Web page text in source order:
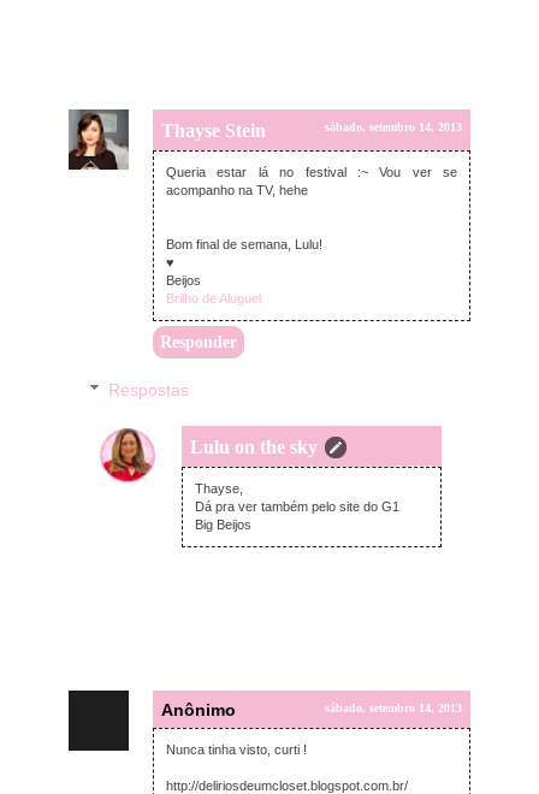
Thayse Stein sábado, setembro 14, 2013
Queria estar lá no festival :~ Vou ver se
acompanho na TV, hehe
Bom final de semana, Lulu!
♥
Beijos
Brilho de Aluguel
Responder
Respostas
Lulu on the sky
domingo, setembro 15, 2013
Thayse,
Dá pra ver também pelo site do G1
Big Beijos
Anônimo sábado, setembro 14, 2013
Nunca tinha visto, curti !
http://deliriosdeumcloset.blogspot.com.br/